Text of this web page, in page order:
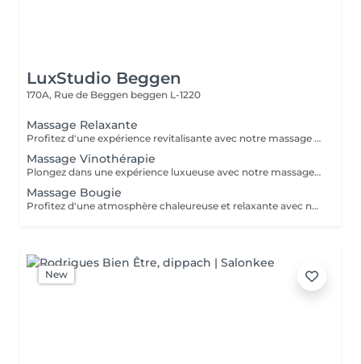
LuxStudio Beggen
170A, Rue de Beggen beggen L-1220
Massage Relaxante
Profitez d'une expérience revitalisante avec notre massage relaxant de 40, 60 ou 90 minutes. Nos esthéticiennes utiliseront des techniques douces pour soulager les tensions musculaires, procurant une sensation de tranquillité. Le temps de préparation et d'installation de la cliente est inclus dans la période choisie, garantissant que chaque minute soit consacrée à votre bien-être. Profitez de ce moment pour rajeunir corps et esprit.
Massage Vinothérapie
Plongez dans une expérience luxueuse avec notre massage Vinothérapie de 40, 60 ou 90 minutes. Nos Esthetcienne experts utiliseront des techniques spécifiques, combinant les bienfaits du raisin pour apaiser vos muscles et offrir une sensation de détente profonde. Le temps de préparation et d'installation de la cliente est inclus dans la durée sélectionnée, garantissant une expérience dédiée à votre bien-être. Laissez-vous emporter par ce moment de délice, revitalisant à la fois votre corps et votre esprit.
Massage Bougie
Profitez d'une atmosphère chaleureuse et relaxante avec notre massage aux bougies de 40, 60 ou 90 minutes. Nos esthéticiennes spécialisées intègrent des bougies parfumées pour créer une ambiance paisible tout en appliquant des techniques douces visant à soulager les tensions musculaires. Le temps de préparation et d'installation de la cliente est inclus dans la période choisie, garantissant que chaque minute soit dédiée à votre bien-être. Offrez-vous une expérience de rajeunissement du corps et de l'esprit dans ce cadre serein.
New